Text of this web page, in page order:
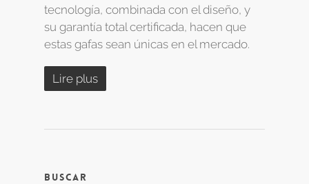
tecnología, combinada con el diseño, y
su garantía total certificada, hacen que
estas gafas sean únicas en el mercado.
Lire plus
Buscar